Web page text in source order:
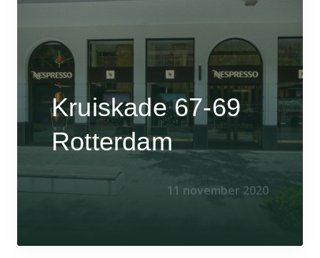
Kruiskade 67-69
Rotterdam
11 november 2020